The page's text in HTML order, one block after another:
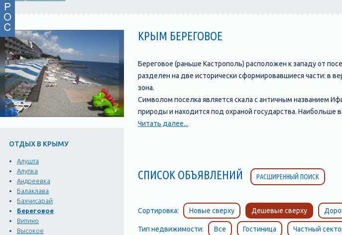
ОТДЫХ В КРЫМУ
Алушта
Алупка
Андреевка
Балаклава
Бахчисарай
Береговое
Витино
Высокое
КРЫМ БЕРЕГОВОЕ
Береговое (раньше Кастрополь) расположен к западу от
разделен на две исторически сформировавшиеся части: в
зона.
Символом поселка является скала с античным названием
природы и находится под охраной государства. Наибольше
высоту 120 метров и образует мыс. Скала сложена из
напоминают гигантские ступени, которые круто
начало перевала. Перевал на протяжении всей крымской
Читать далее...
СПИСОК ОБЪЯВЛЕНИЙ РАСШИРЕННЫЙ ПОИСК
Сортировка: Новые сверху Дешевые сверху
Тип недвижимости: Все Гостиница Частный